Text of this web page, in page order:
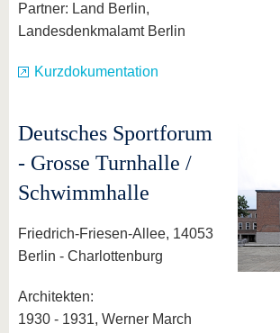
Partner: Land Berlin,
Landesdenkmalamt Berlin
Kurzdokumentation
Deutsches Sportforum
- Grosse Turnhalle /
Schwimmhalle
Friedrich-Friesen-Allee, 14053
Berlin - Charlottenburg
Architekten:
1930 - 1931, Werner March